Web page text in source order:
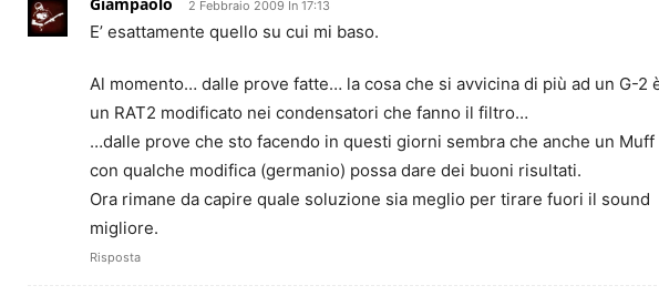
2 Febbraio 2009 In 17:13
E’ esattamente quello su cui mi baso.
Al momento… dalle prove fatte… la cosa che si avvicina di più ad un G-2
un RAT2 modificato nei condensatori che fanno il filtro…
…dalle prove che sto facendo in questi giorni sembra che anche un Muff
con qualche modifica (germanio) possa dare dei buoni risultati.
Ora rimane da capire quale soluzione sia meglio per tirare fuori il sound
migliore.
Risposta